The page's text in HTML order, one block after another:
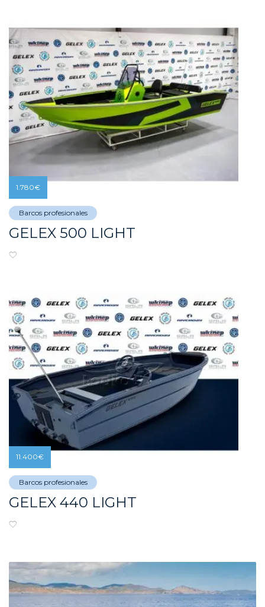
Barcos profesionales
GELEX 500 LIGHT
1.780€
Barcos profesionales
GELEX 440 LIGHT
11.400€